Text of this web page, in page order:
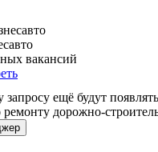
вакансий
ещё будут
ремонту дорожно-